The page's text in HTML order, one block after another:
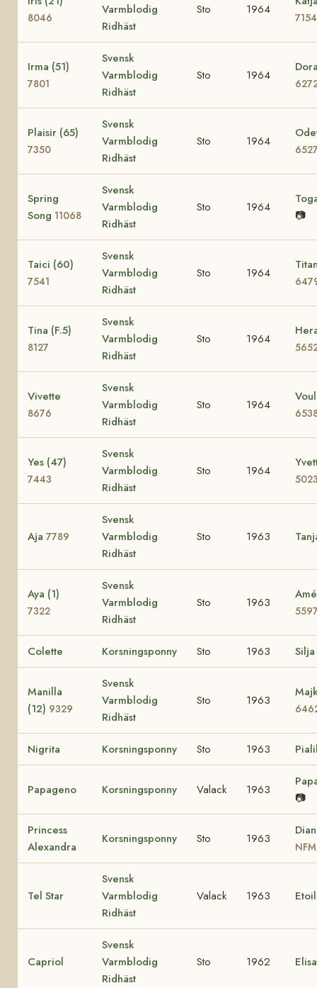
8046
Varmblodig
Ridhäst
Sto 1964
7154
Irma (51)
7801
Svensk
Varmblodig
Ridhäst
Sto 1964
Plaisir (65)
7350
Svensk
Varmblodig
Ridhäst
Sto 1964
Spring
Song 11068
Svensk
Varmblodig
Ridhäst
Sto 1964
📷
Taici (60)
7541
Svensk
Varmblodig
Ridhäst
Sto 1964
Tina (F.5)
8127
Svensk
Varmblodig
Ridhäst
Sto 1964
Vivette
8676
Svensk
Varmblodig
Ridhäst
Sto 1964
Yes (47)
7443
Svensk
Varmblodig
Ridhäst
Sto 1964
Aja 7789
Svensk
Varmblodig
Ridhäst
Sto 1963
Aya (1)
7322
Svensk
Varmblodig
Ridhäst
Sto 1963
Colette Korsningsponny Sto 1963 Silja
Manilla
(12) 9329
Svensk
Varmblodig
Ridhäst
Sto 1963
Nigrita Korsningsponny Sto 1963
Papageno Korsningsponny Valack 1963
📷
Princess
Alexandra
Korsningsponny Sto 1963
Tel Star
Svensk
Varmblodig
Ridhäst
Valack 1963
Capriol
Svensk
Varmblodig
Ridhäst
Sto 1962